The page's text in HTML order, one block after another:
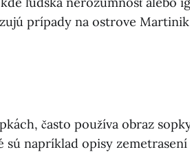
prípady na ostrove Martinik
často používa obraz
sú napríklad opisy